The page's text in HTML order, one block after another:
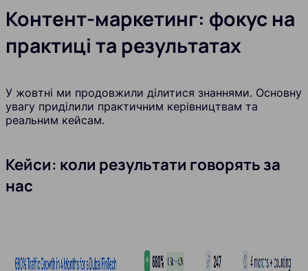
Контент-маркетинг: фокус на
практиці та результатах
У жовтні ми продовжили ділитися знаннями. Основну
увагу приділили практичним керівництвам та
реальним кейсам.
Кейси: коли результати говорять за
нас